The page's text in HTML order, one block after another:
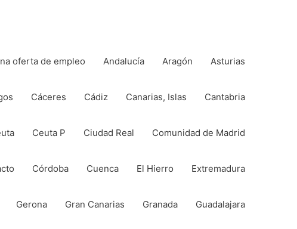
oferta de empleo Andalucía Aragón Asturias
Cáceres Cádiz Canarias, Islas Cantabria
Ceuta P Ciudad Real Comunidad de Madrid
Córdoba Cuenca El Hierro Extremadura
Gerona Gran Canarias Granada Guadalajara